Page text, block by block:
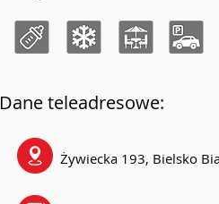
Dane teleadresowe:
Żywiecka 193, Bielsko